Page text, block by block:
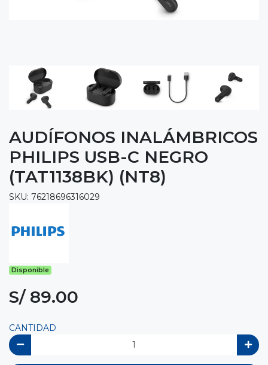
AUDÍFONOS INALÁMBRICOS
PHILIPS USB-C NEGRO
(TAT1138BK) (NT8)
SKU: 76218696316029
Disponible
S/ 89.00
CANTIDAD